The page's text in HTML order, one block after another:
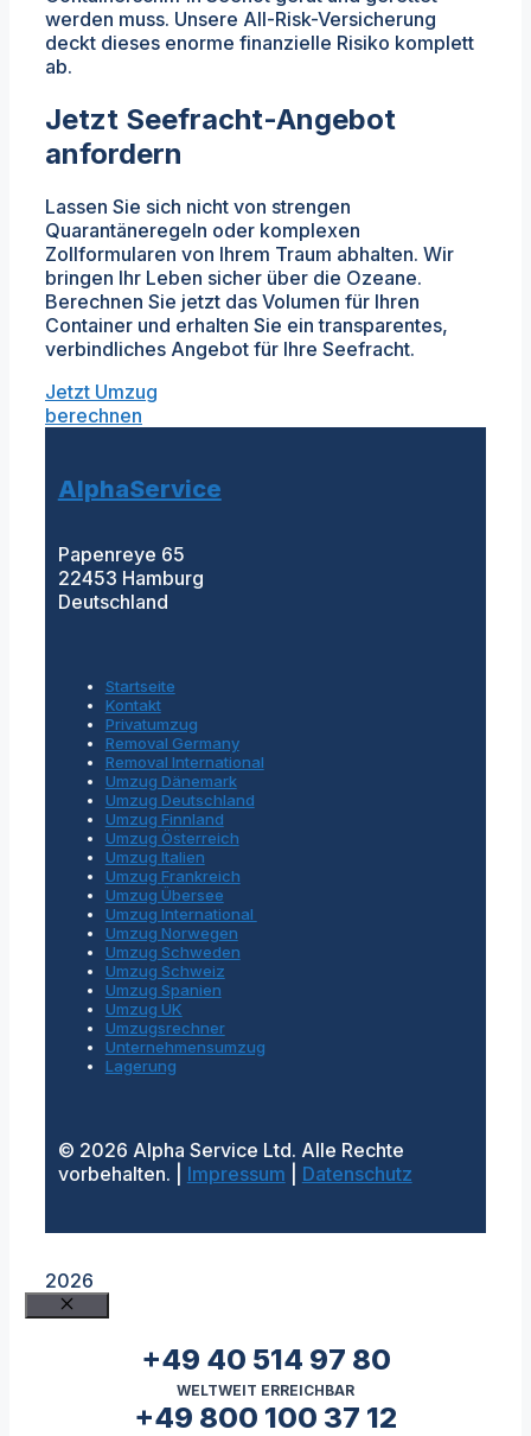
werden muss. Unsere All-Risk-Versicherung
deckt dieses enorme finanzielle Risiko komplett
ab.
Jetzt Seefracht-Angebot
anfordern
Lassen Sie sich nicht von strengen
Quarantäneregeln oder komplexen
Zollformularen von Ihrem Traum abhalten. Wir
bringen Ihr Leben sicher über die Ozeane.
Berechnen Sie jetzt das Volumen für Ihren
Container und erhalten Sie ein transparentes,
verbindliches Angebot für Ihre Seefracht.
Jetzt Umzug
berechnen
AlphaService
Papenreye 65
22453 Hamburg
Deutschland
Startseite
Kontakt
Privatumzug
Removal Germany
Removal International
Umzug Dänemark
Umzug Deutschland
Umzug Finnland
Umzug Österreich
Umzug Italien
Umzug Frankreich
Umzug Übersee
Umzug International
Umzug Norwegen
Umzug Schweden
Umzug Schweiz
Umzug Spanien
Umzug UK
Umzugsrechner
Unternehmensumzug
Lagerung
© 2026 Alpha Service Ltd. Alle Rechte
vorbehalten. | Impressum Datenschutz
2026
Schließen
+49 40 514 97 80
WELTWEIT ERREICHBAR
+49 800 100 37 12